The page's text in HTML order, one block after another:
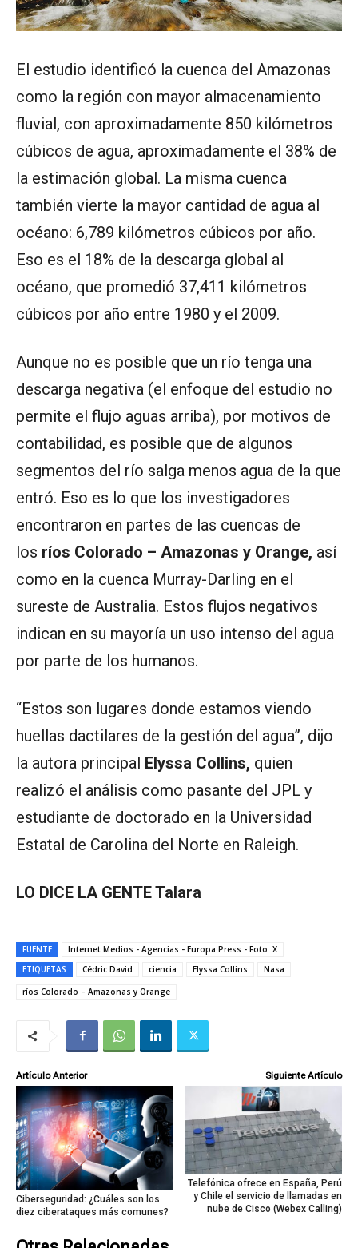
El estudio identificó la cuenca del Amazonas
como la región con mayor almacenamiento
fluvial, con aproximadamente 850 kilómetros
cúbicos de agua, aproximadamente el 38% de
la estimación global. La misma cuenca
también vierte la mayor cantidad de agua al
océano: 6,789 kilómetros cúbicos por año.
Eso es el 18% de la descarga global al
océano, que promedió 37,411 kilómetros
cúbicos por año entre 1980 y el 2009.
Aunque no es posible que un río tenga una
descarga negativa (el enfoque del estudio no
permite el flujo aguas arriba), por motivos de
contabilidad, es posible que de algunos
segmentos del río salga menos agua de la que
entró. Eso es lo que los investigadores
encontraron en partes de las cuencas de
los ríos Colorado – Amazonas y Orange, así
como en la cuenca Murray-Darling en el
sureste de Australia. Estos flujos negativos
indican en su mayoría un uso intenso del agua
por parte de los humanos.
“Estos son lugares donde estamos viendo
huellas dactilares de la gestión del agua”, dijo
la autora principal Elyssa Collins, quien
realizó el análisis como pasante del JPL y
estudiante de doctorado en la Universidad
Estatal de Carolina del Norte en Raleigh.
LO DICE LA GENTE Talara
FUENTE
Internet Medios - Agencias - Europa Press - Foto: X
ETIQUETAS
Cédric David ciencia Elyssa Collins
Nasa
ríos Colorado – Amazonas y Orange
Artículo Anterior
Ciberseguridad: ¿Cuáles son los
diez ciberataques más comunes?
Siguiente Artículo
Telefónica ofrece en España, Perú
y Chile el servicio de llamadas en
nube de Cisco (Webex Calling)